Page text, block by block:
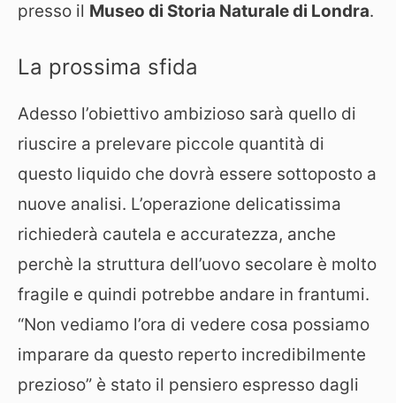
presso il Museo di Storia Naturale di Londra.
La prossima sfida
Adesso l’obiettivo ambizioso sarà quello di
riuscire a prelevare piccole quantità di
questo liquido che dovrà essere sottoposto a
nuove analisi. L’operazione delicatissima
richiederà cautela e accuratezza, anche
perchè la struttura dell’uovo secolare è molto
fragile e quindi potrebbe andare in frantumi.
“Non vediamo l’ora di vedere cosa possiamo
imparare da questo reperto incredibilmente
prezioso” è stato il pensiero espresso dagli